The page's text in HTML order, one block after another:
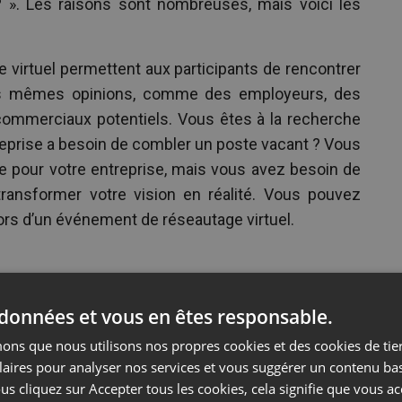
Les raisons sont nombreuses, mais voici les
virtuel permettent aux participants de rencontrer
opinions, comme des employeurs, des
potentiels. Vous êtes à la recherche
a besoin de combler un poste vacant ? Vous
pour votre entreprise, mais vous avez besoin de
votre vision en réalité. Vous pouvez
d’un événement de réseautage virtuel.
et vous en êtes responsable.
que nous utilisons nos propres cookies et des cookies de
pour analyser nos services et vous suggérer un contenu
cliquez sur Accepter tous les cookies, cela signifie que vous